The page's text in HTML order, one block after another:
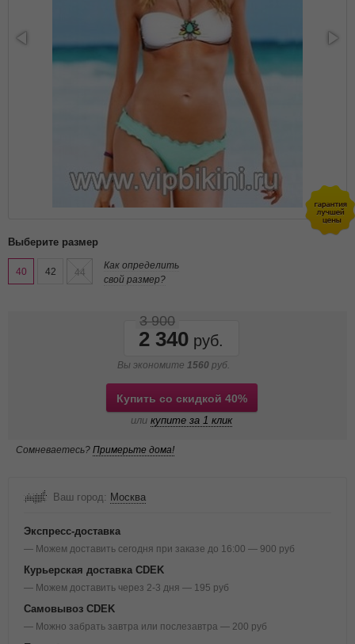
Выберите размер
40 42 44
Как определить
свой размер?
2 340
3 900
Вы экономите 1560 руб.
Купить со скидкой 40%
или купите за 1 клик
Сомневаетесь? Примерьте дома!
Ваш город: Москва
Экспресс-доставка
— Можем доставить сегодня при заказе до 16:00 — 900 руб
Курьерская доставка CDEK
— Можем доставить через 2-3 дня — 195 руб
Самовывоз CDEK
— Можно забрать завтра или послезавтра — 200 руб